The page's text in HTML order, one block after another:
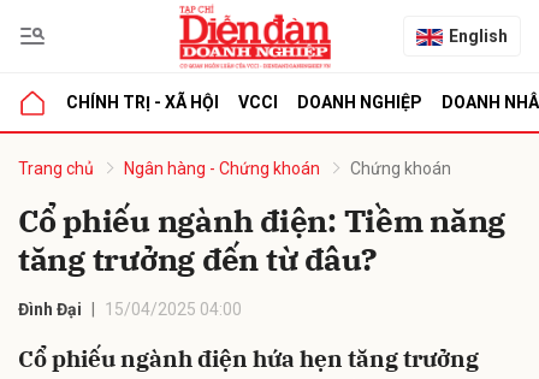
English
CHÍNH TRỊ - XÃ HỘI VCCI DOANH NGHIỆP DOANH
Trang chủ Ngân hàng - Chứng khoán Chứng khoán
Cổ phiếu ngành điện: Tiềm năng
tăng trưởng đến từ đâu?
Đình Đại 15/04/2025 04:00
Cổ phiếu ngành điện hứa hẹn tăng trưởng
luận